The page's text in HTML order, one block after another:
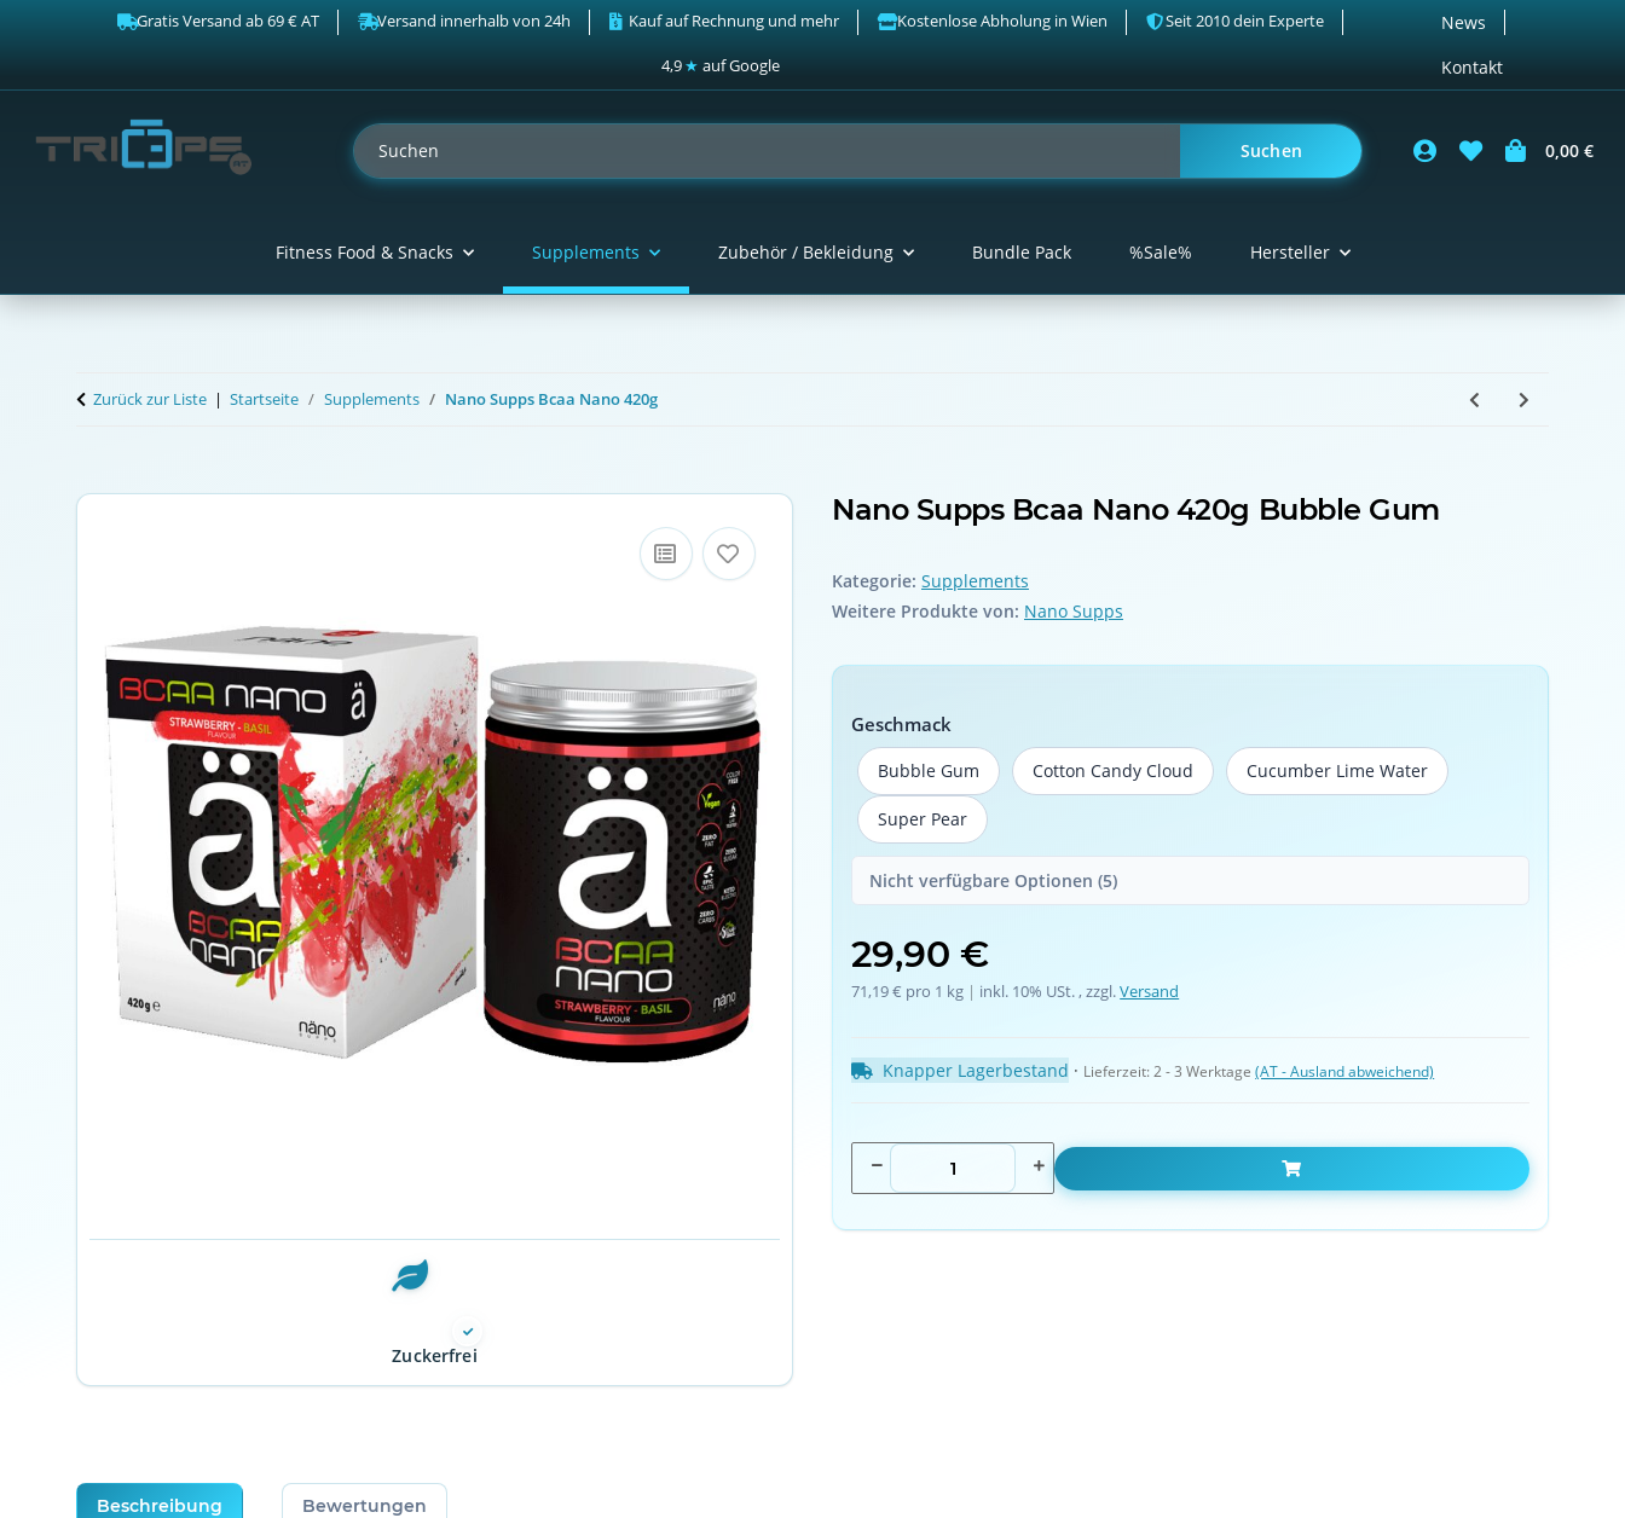
News
Kontakt
Gratis Versand ab 69 € AT Versand innerhalb von 24h Kauf auf Rechnung und mehr Kostenlose Abholung in Wien Seit 2010 dein Experte
4,9★ auf Google
Suchen 0,00 €
Fitness Food & Snacks Supplements Zubehör / Bekleidung Bundle Pack %Sale% Hersteller
Zurück zur Liste Startseite Supplements Nano Supps Bcaa Nano 420g
Zuckerfrei
Nano Supps Bcaa Nano 420g Bubble Gum
Kategorie: Supplements
Weitere Produkte von: Nano Supps
Geschmack
Bubble Gum
Bubble Gum Cotton Candy CloudCotton Candy CloudCucumber Lime Water
Cucumber Lime Water
Super Pear
Super Pear
Nicht verfügbare Optionen (5)
29,90 €
71,19 € pro 1 kg | inkl. 10% USt. , zzgl.Versand
Knapper Lagerbestand · Lieferzeit:2 - 3 Werktage(AT - Ausland abweichend)
In den Warenkorb
weitere Registerkarten anzeigen
Beschreibung Bewertungen